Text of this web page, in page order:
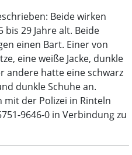
Beide wirken
29 Jahre alt. Beide
einen Bart. Einer von
eine weiße Jacke, dunkle
andere hatte eine schwarz
dunkle Schuhe an.
mit der Polizei in Rinteln
9646-0 in Verbindung zu